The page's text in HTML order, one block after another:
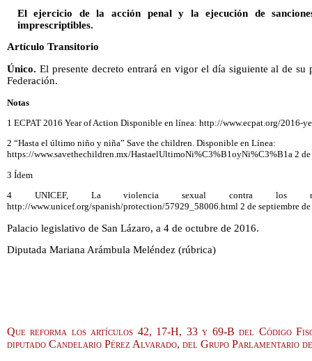
El ejercicio de la acción penal y la ejecución de
imprescriptibles.
Artículo Transitorio
Único. El presente decreto entrará en vigor el día siguiente al de
Federación.
Notas
1 ECPAT 2016 Year of Action Disponible en línea: http://www.ecpat.org/2016-
2 “Hasta el último niño y niña” Save the children. Disponible en Línea:
https://www.savethechildren.mx/HastaelUltimoNi%C3%B1oyNi%C3%B1a 2 de
3 Ídem
4 UNICEF, La violencia sexual contra los
http://www.unicef.org/spanish/protection/57929_58006.html 2 de septiembre
Palacio legislativo de San Lázaro, a 4 de octubre de 2016.
Diputada Mariana Arámbula Meléndez (rúbrica)
Que reforma los artículos 42, 17-H, 33 y 69-B del Código
diputado Candelario Pérez Alvarado, del Grupo Parlamentario